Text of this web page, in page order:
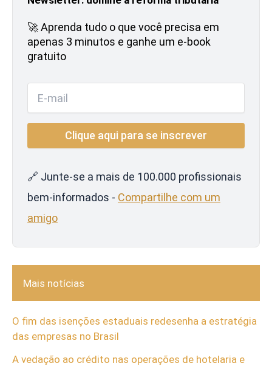
🚀 Aprenda tudo o que você precisa em
apenas 3 minutos e ganhe um e-book
gratuito
🔗 Junte-se a mais de 100.000 profissionais
bem-informados - Compartilhe com um
amigo
Mais notícias
O fim das isenções estaduais redesenha a estratégia
das empresas no Brasil
A vedação ao crédito nas operações de hotelaria e